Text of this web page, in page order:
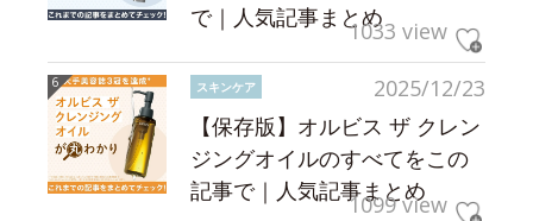
で｜人気記事まとめ1033 view
2025/12/23
スキンケア
【保存版】オルビス ザ クレン
ジングオイルのすべてをこの
記事で｜人気記事まとめ
1099 view